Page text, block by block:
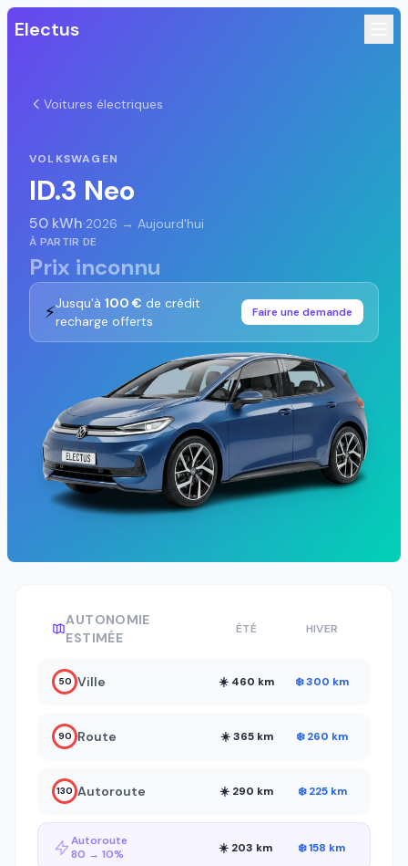
Electus
Voitures électriques
VOLKSWAGEN
ID.3 Neo
50 kWh·2026 → Aujourd'hui
À PARTIR DE
Prix inconnu
⚡Jusqu'à 100 € de crédit
recharge offerts
Faire une demande
AUTONOMIE
ESTIMÉE
ÉTÉ HIVER
50 Ville ☀️ 460 km ❄️ 300 km
90 Route ☀️ 365 km ❄️ 260 km
130 Autoroute ☀️ 290 km ❄️ 225 km
Autoroute
80 → 10%
☀️ 203 km ❄️ 158 km